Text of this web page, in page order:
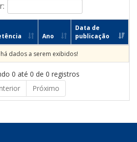
Ano
Data de
publicação
dados a serem exibidos!
0 até 0 de 0 registros
Próximo